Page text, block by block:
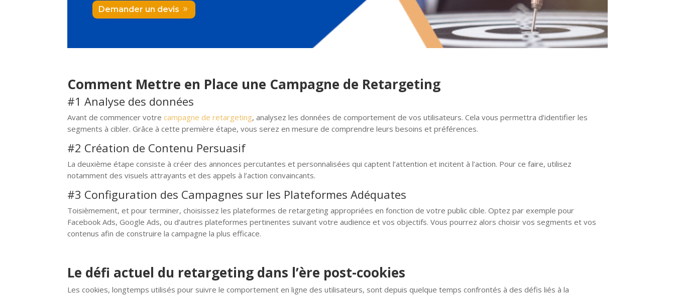
Demander un devis
Comment Mettre en Place une Campagne de Retargeting
#1 Analyse des données
Avant de commencer votrecampagne de retargeting, analysez les données de comportement de vos utilisateurs. Cela vous permettra d’identifier les
segments à cibler. Grâce à cette première étape, vous serez en mesure de comprendre leurs besoins et préférences.
#2 Création de Contenu Persuasif
La deuxième étape consiste à créer des annonces percutantes et personnalisées qui captent l’attention et incitent à l’action. Pour ce faire, utilisez
notamment des visuels attrayants et des appels à l’action convaincants.
#3 Configuration des Campagnes sur les Plateformes Adéquates
Toisièmement, et pour terminer, choisissez les plateformes de retargeting appropriées en fonction de votre public cible. Optez par exemple pour
Facebook Ads, Google Ads, ou d’autres plateformes pertinentes suivant votre audience et vos objectifs. Vous pourrez alors choisir vos segments et vos
contenus afin de construire la campagne la plus efficace.
Le défi actuel du retargeting dans l’ère post-cookies
Les cookies, longtemps utilisés pour suivre le comportement en ligne des utilisateurs, sont depuis quelque temps confrontés à des défis liés à la